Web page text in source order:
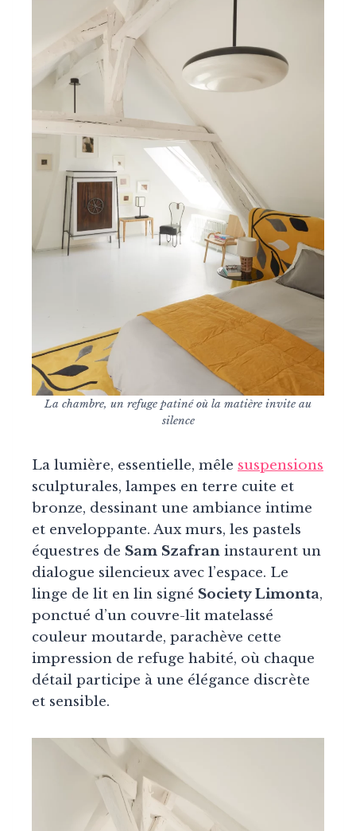
La chambre, un refuge patiné où la matière invite au
silence
La lumière, essentielle, mêle suspensions
sculpturales, lampes en terre cuite et
bronze, dessinant une ambiance intime
et enveloppante. Aux murs, les pastels
équestres de Sam Szafran instaurent un
dialogue silencieux avec l’espace. Le
linge de lit en lin signé Society Limonta,
ponctué d’un couvre-lit matelassé
couleur moutarde, parachève cette
impression de refuge habité, où chaque
détail participe à une élégance discrète
et sensible.